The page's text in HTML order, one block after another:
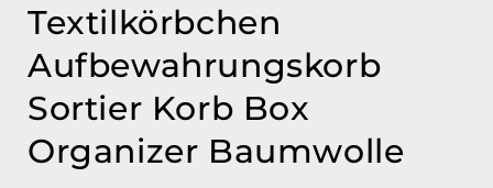
Textilkörbchen
Aufbewahrungskorb
Sortier Korb Box
Organizer Baumwolle